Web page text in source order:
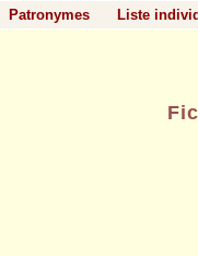
Patronymes Liste